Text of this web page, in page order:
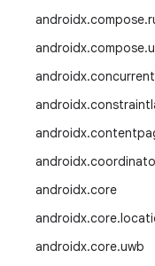
androidx.compose.
androidx.compose.
androidx.concurrent
androidx.
androidx.
androidx.
androidx.core
androidx.core.
androidx.core.uwb